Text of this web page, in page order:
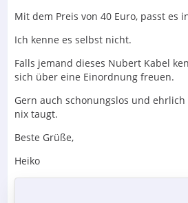
Mit dem Preis von 40 Euro, passt es
Ich kenne es selbst nicht.
Falls jemand dieses Nubert Kabel
sich über eine Einordnung freuen.
Gern auch schonungslos und
nix taugt.
Beste Grüße,
Heiko